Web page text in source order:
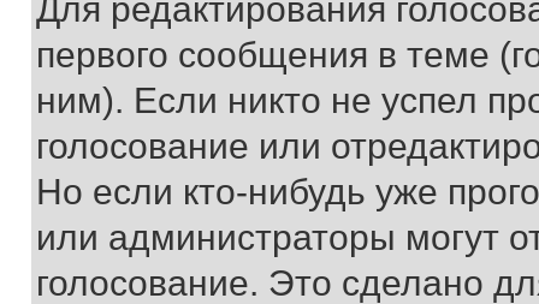
Для редактирования
первого сообщения в теме
ним). Если никто не успел
голосование или
Но если кто-нибудь уже
или администраторы могут
голосование. Это сделано